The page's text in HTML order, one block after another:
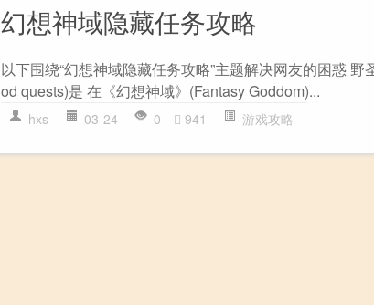
幻想神域隐藏任务攻略
以下围绕“幻想神域隐藏任务攻略”主题解决网友的困惑
od quests)是 在《幻想神域》(Fantasy Goddom)...
hxs 03-24 0 941 游戏攻略